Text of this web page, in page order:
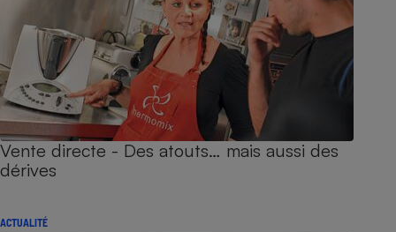
Vente directe - Des atouts… mais aussi des
dérives
ACTUALITÉ